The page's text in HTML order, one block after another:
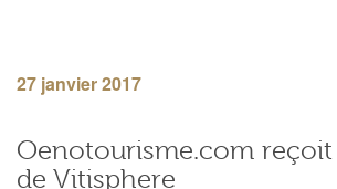
27 janvier 2017
Oenotourisme.com
de Vitisphere